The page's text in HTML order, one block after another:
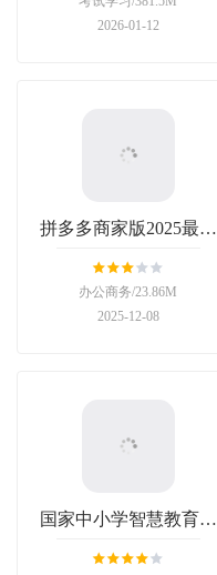
2026-01-12
拼多多商家版2025最新
办公商务/23.86M
2025-12-08
国家中小学智慧教育平